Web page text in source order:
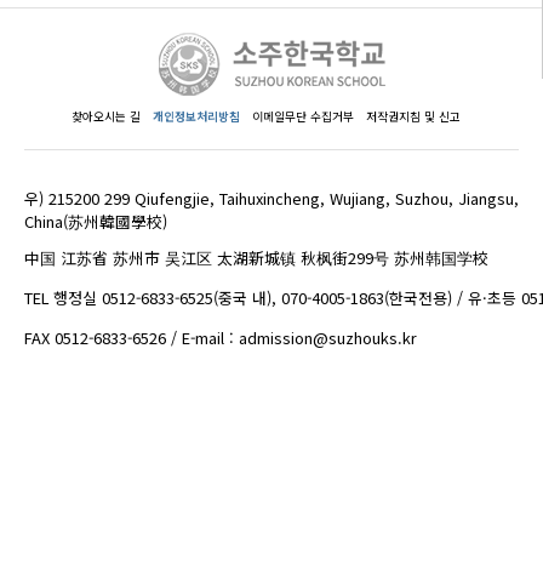
찾아오시는 길 개인정보처리방침 이메일무단 수집거부 저작권지침 및 신고
우) 215200 299 Qiufengjie, Taihuxincheng, Wujiang, Suzhou, Jiangsu,
China(苏州韓國學校)
中国 江苏省 苏州市 吴江区 太湖新城镇 秋枫街299号 苏州韩国学校
TEL 행정실 0512-6833-6525(중국 내), 070-4005-1863(한국전용) / 유·초등
FAX 0512-6833-6526 / E-mail : admission@suzhouks.kr